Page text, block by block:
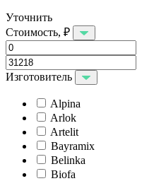
Уточнить
Стоимость, ₽
Изготовитель
Alpina
Arlok
Artelit
Bayramix
Belinka
Biofa